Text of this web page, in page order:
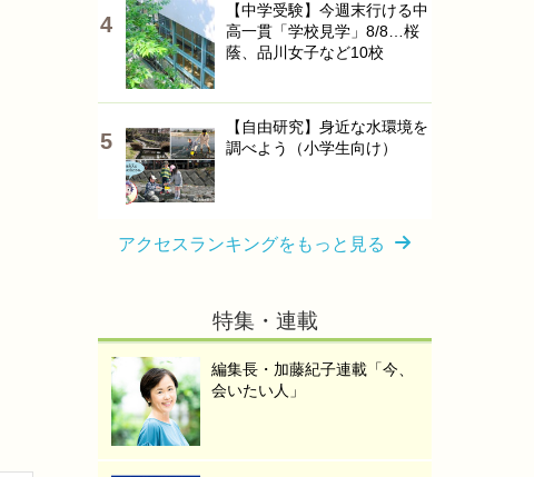
【中学受験】今週末行ける中
高一貫「学校見学」8/8…桜
蔭、品川女子など10校
【自由研究】身近な水環境を
調べよう（小学生向け）
アクセスランキングをもっと見る
特集・連載
編集長・加藤紀子連載「今、
会いたい人」